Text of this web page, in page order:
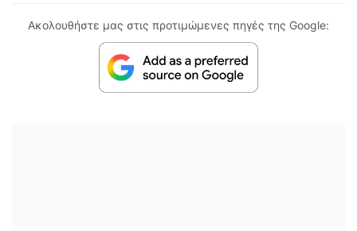
Ακολουθήστε μας στις προτιμώμενες πηγές της Google: